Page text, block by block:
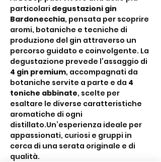
particolari degustazioni gin
Bardonecchia, pensata per scoprire
aromi, botaniche e tecniche di
produzione del gin attraverso un
percorso guidato e coinvolgente. La
degustazione prevede l’assaggio di
4 gin premium, accompagnati da
botaniche servite a parte e da 4
toniche abbinate, scelte per
esaltare le diverse caratteristiche
aromatiche di ogni
distillato.Un’esperienza ideale per
appassionati, curiosi e gruppi in
cerca di una serata originale e di
qualità.